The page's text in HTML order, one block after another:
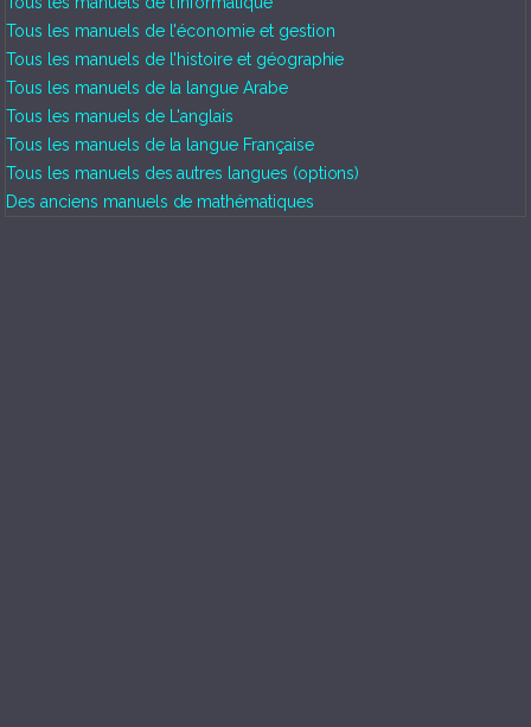
Tous les manuels de l'économie et gestion
Tous les manuels de l'histoire et géographie
Tous les manuels de la langue Arabe
Tous les manuels de L'anglais
Tous les manuels de la langue Française
Tous les manuels des autres langues (options)
Des anciens manuels de mathématiques